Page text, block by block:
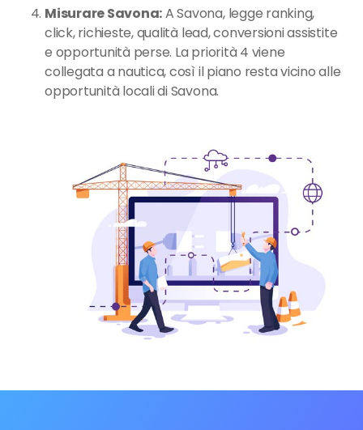
Misurare Savona:A Savona, legge ranking,
click, richieste, qualità lead, conversioni assistite
e opportunità perse. La priorità 4 viene
collegata a nautica, così il piano resta vicino alle
opportunità locali di Savona.